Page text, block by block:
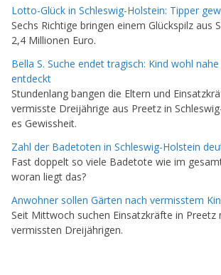
Lotto-Glück in Schleswig-Holstein: Tipper
Sechs Richtige bringen einem Glückspilz aus
2,4 Millionen Euro.
Bella S. Suche endet tragisch: Kind wohl
entdeckt
Stundenlang bangen die Eltern und
vermisste Dreijährige aus Preetz in
es Gewissheit.
Zahl der Badetoten in Schleswig-Holstein
Fast doppelt so viele Badetote wie im
woran liegt das?
Anwohner sollen Gärten nach vermisstem
Seit Mittwoch suchen Einsatzkräfte in Preetz
vermissten Dreijährigen.